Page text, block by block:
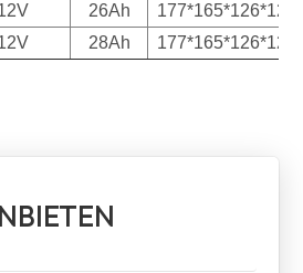
26Ah 177*165*126*126
28Ah 177*165*126*126